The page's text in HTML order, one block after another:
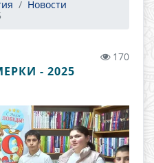
Новости
170
- 2025